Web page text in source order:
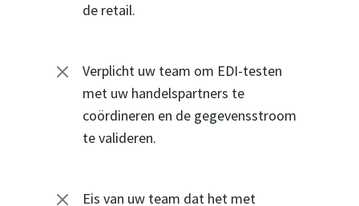
de retail.
M
Verplicht uw team om EDI-testen
met uw handelspartners te
coördineren en de gegevensstroom
te valideren.
M
Eis van uw team dat het met